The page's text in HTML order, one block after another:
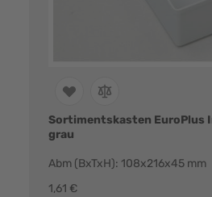
Sortimentskasten EuroPlus
grau
Abm (BxTxH): 108x216x45 mm
1,61 €